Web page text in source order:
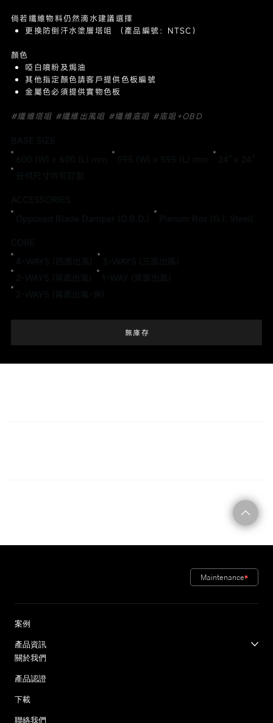
倘若纖維物料仍然滴水建議選擇
更換防倒汗水塗層塔咀 （產品編號：NTSC）
顏色
啞白噴粉及焗油
其他指定顏色請客戶提供色板編號
金屬色必須提供實物色板
#纖維塔咀 #纖維出風咀 #纖維底咀 #底咀+OBD
無庫存
Maintenance
案例
產品資訊
關於我們
產品認證
下載
聯絡我們